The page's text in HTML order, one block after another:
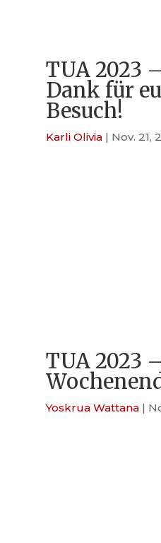
TUA 2023
Dank für
Besuch!
Karli Olivia | Nov. 21,
TUA 2023 –
Yoskrua Wattana |